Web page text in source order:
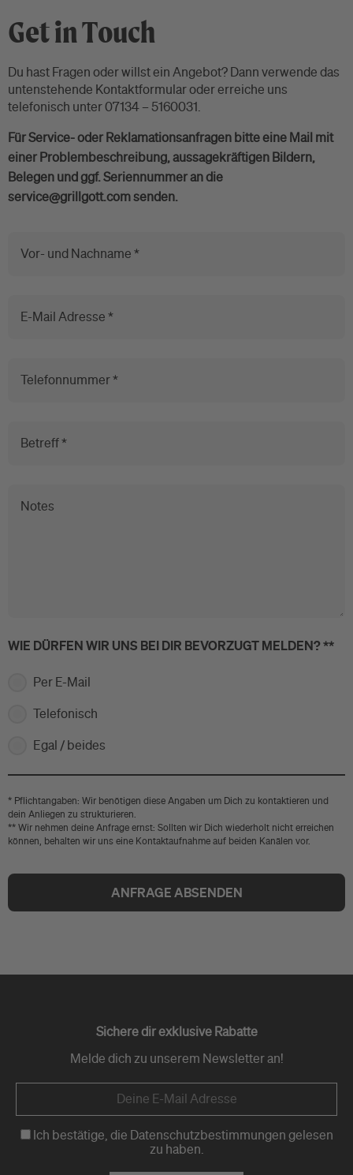
Get in Touch
Du hast Fragen oder willst ein Angebot? Dann verwende das
untenstehende Kontaktformular oder erreiche uns
telefonisch unter 07134 – 5160031.
Für Service- oder Reklamationsanfragen bitte eine Mail mit
einer Problembeschreibung, aussagekräftigen Bildern,
Belegen und ggf. Seriennummer an die
service@grillgott.com senden.
Vor- und Nachname *
E-Mail Adresse *
Telefonnummer *
Betreff *
Notes
WIE DÜRFEN WIR UNS BEI DIR BEVORZUGT MELDEN? **
Per E-Mail
Telefonisch
Egal / beides
* Pflichtangaben: Wir benötigen diese Angaben um Dich zu kontaktieren und
dein Anliegen zu strukturieren.
** Wir nehmen deine Anfrage ernst: Sollten wir Dich wiederholt nicht erreichen
können, behalten wir uns eine Kontaktaufnahme auf beiden Kanälen vor.
ANFRAGE ABSENDEN
Sichere dir exklusive Rabatte
Melde dich zu unserem Newsletter an!
Ich bestätige, die Datenschutzbestimmungen gelesen
zu haben.